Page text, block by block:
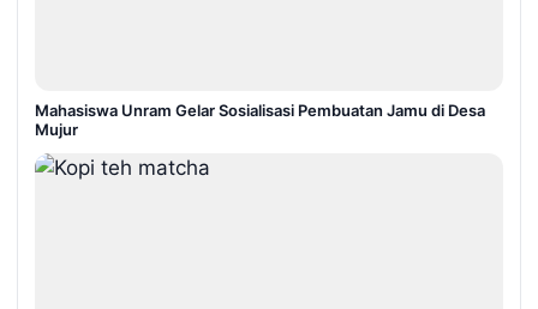
Mahasiswa Unram Gelar Sosialisasi Pembuatan Jamu di Desa
Mujur